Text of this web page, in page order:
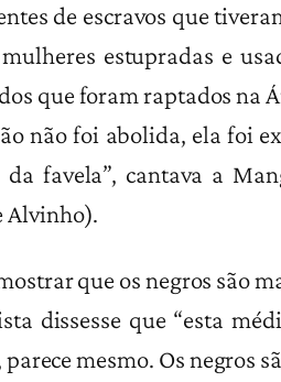
de escravos que
estupradas e
que foram raptados na
não foi abolida, ela foi
favela”, cantava a
Alvinho).
que os negros são
dissesse que “esta
mesmo. Os negros